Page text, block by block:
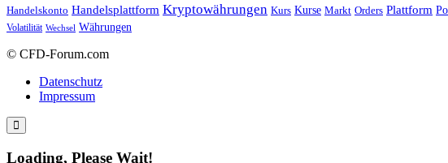
Handelskonto Handelsplattform Kryptowährungen Kurs Kurse Markt Orders Plattform
Volatilität Wechsel Währungen
© CFD-Forum.com
Datenschutz
Impressum
Loading, Please Wait!